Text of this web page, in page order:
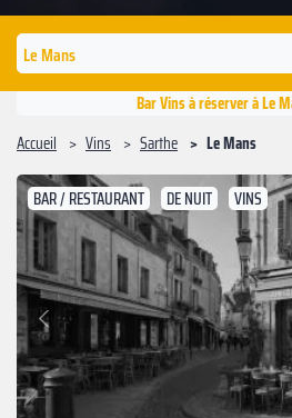
Bar Vins à réserver à Le
Accueil
Vins Sarthe Le Mans
BAR / RESTAURANT DE NUIT VINS
Précédent